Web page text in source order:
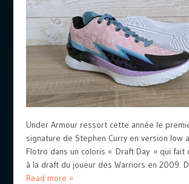
Under Armour ressort cette année le
signature de Stephen Curry en version low
Flotro dans un coloris « Draft Day » qui fait
à la draft du joueur des Warriors en 2009.
Read more »